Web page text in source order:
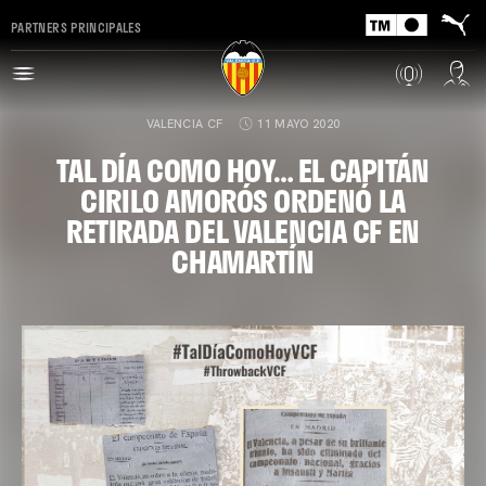
PARTNERS PRINCIPALES
VALENCIA CF 11 MAYO 2020
TAL DÍA COMO HOY… EL CAPITÁN
CIRILO AMORÓS ORDENÓ LA
RETIRADA DEL VALENCIA CF EN
CHAMARTÍN